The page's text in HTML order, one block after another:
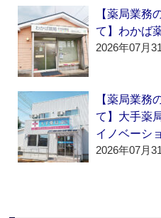
【薬局業務
て】わかば
2026年07月
【薬局業務
て】大手薬
イノベーシ
2026年07月